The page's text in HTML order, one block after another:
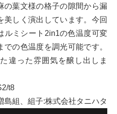
の葉文様の格子の隙間から漏
美しく演出しています。今回
ルミシート2in1の色温度可変
の色温度を調光可能です。
違った雰囲気を醸し出しま
t8
島組、組子:株式会社タニハタ